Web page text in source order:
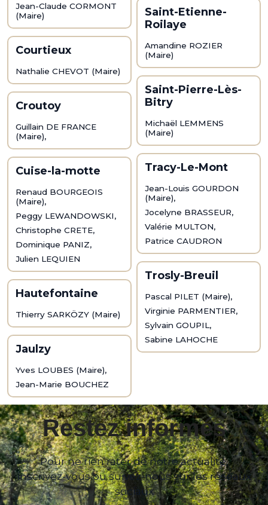
Jean-Claude CORMONT
(Maire)
Courtieux
Nathalie CHEVOT (Maire)
Croutoy
Guillain DE FRANCE
(Maire),
Cuise-la-motte
Renaud BOURGEOIS
(Maire),
Peggy LEWANDOWSKI,
Christophe CRETE,
Dominique PANIZ,
Julien LEQUIEN
Hautefontaine
Thierry SARKÖZY (Maire)
Jaulzy
Yves LOUBES (Maire),
Jean-Marie BOUCHEZ
Saint-Etienne-
Roilaye
Amandine ROZIER
(Maire)
Saint-Pierre-Lès-
Bitry
Michaël LEMMENS
(Maire)
Tracy-Le-Mont
Jean-Louis GOURDON
(Maire),
Jocelyne BRASSEUR,
Valérie MULTON,
Patrice CAUDRON
Trosly-Breuil
Pascal PILET (Maire),
Virginie PARMENTIER,
Sylvain GOUPIL,
Sabine LAHOCHE
Restez informés
Pour ne rien rater de notre actualité,
inscrivez-vous ou suivez-nous sur les réseaux
sociaux